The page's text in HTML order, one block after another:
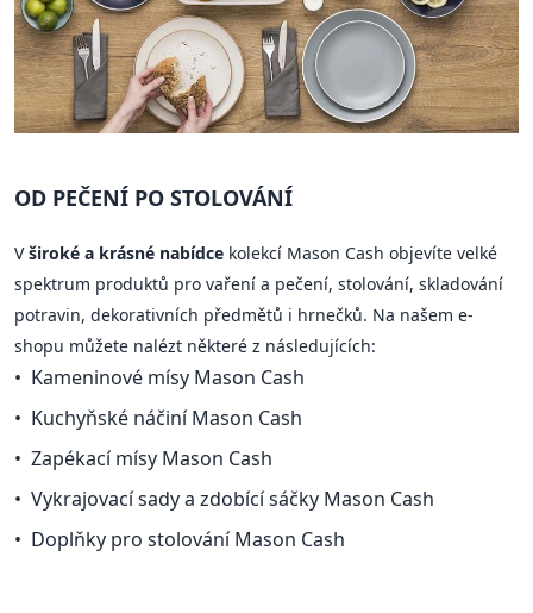
OD PEČENÍ PO STOLOVÁNÍ
Vširoké a krásné nabídce kolekcí Mason Cash objevíte velké
spektrum produktů pro vaření a pečení, stolování, skladování
potravin, dekorativních předmětů i hrnečků. Na našem e-
shopu můžete nalézt některé z následujících:
Kameninové mísy Mason Cash
Kuchyňské náčiní Mason Cash
Zapékací mísy Mason Cash
Vykrajovací sady a zdobící sáčky Mason Cash
Doplňky pro stolování Mason Cash